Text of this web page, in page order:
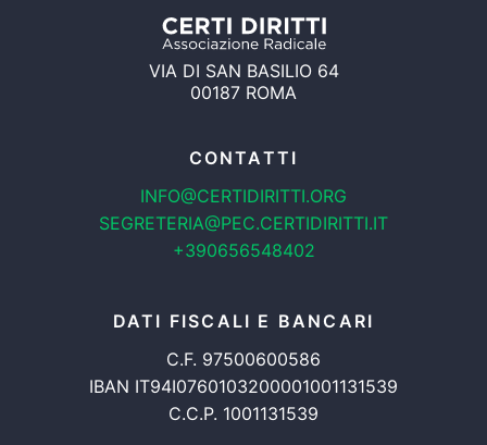
VIA DI SAN BASILIO 64
00187 ROMA
CONTATTI
INFO@CERTIDIRITTI.ORG
SEGRETERIA@PEC.CERTIDIRITTI.IT
+390656548402
DATI FISCALI E BANCARI
C.F. 97500600586
IBAN IT94I0760103200001001131539
C.C.P. 1001131539